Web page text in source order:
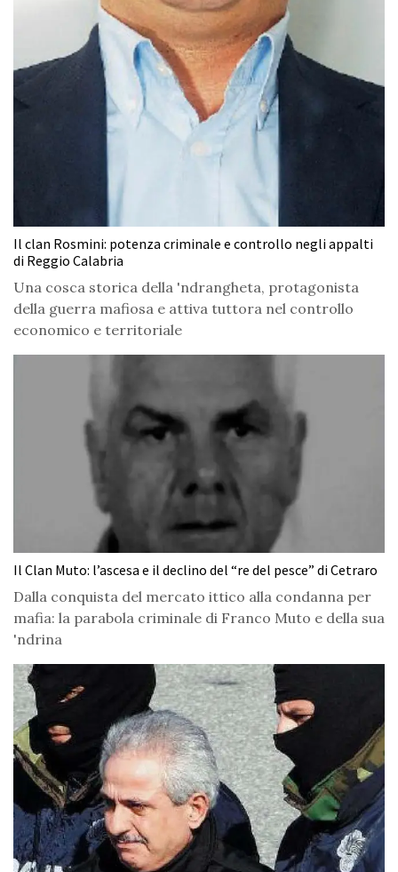
Il clan Rosmini: potenza criminale e controllo negli appalti
di Reggio Calabria
Una cosca storica della 'ndrangheta, protagonista
della guerra mafiosa e attiva tuttora nel controllo
economico e territoriale
Il Clan Muto: l’ascesa e il declino del “re del pesce” di Cetraro
Dalla conquista del mercato ittico alla condanna per
mafia: la parabola criminale di Franco Muto e della sua
'ndrina